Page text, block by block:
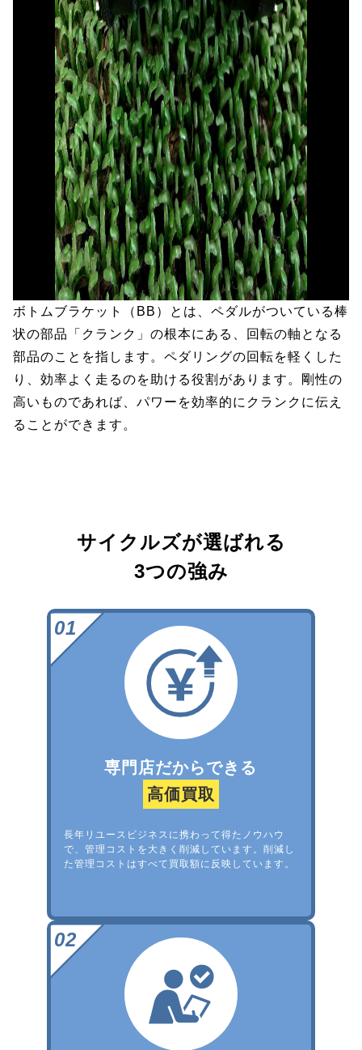
ボトムブラケット（BB）とは、ペダルがついている棒
状の部品「クランク」の根本にある、回転の軸となる
部品のことを指します。ペダリングの回転を軽くした
り、効率よく走るのを助ける役割があります。剛性の
高いものであれば、パワーを効率的にクランクに伝え
ることができます。
サイクルズが選ばれる
3つの強み
専門店だからできる
高価買取
長年リユースビジネスに携わって得たノウハウ
で、管理コストを大きく削減しています。削減し
た管理コストはすべて買取額に反映しています。